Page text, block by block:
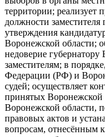
территории; реализует
должности
утверждения
Воронежской области;
недоверие
заместителям; в
Федерации (РФ) и
судей; осуществляет
принятых Воронежской
Воронежской области,
правовых актов и
вопросам, отнесённым